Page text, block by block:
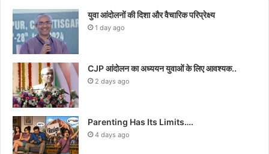
युवा आंदोलनों की दिशा और वैचारिक परिप्रेक्ष्य
1 day ago
CJP आंदोलन का अध्ययन युवाओं के लिए आवश्यक..
2 days ago
Parenting Has Its Limits….
4 days ago